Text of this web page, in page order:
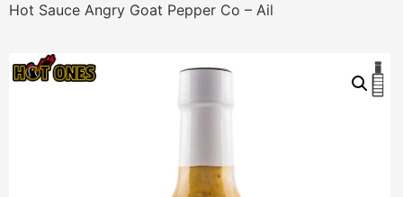
Hot Sauce Angry Goat Pepper Co – Ail